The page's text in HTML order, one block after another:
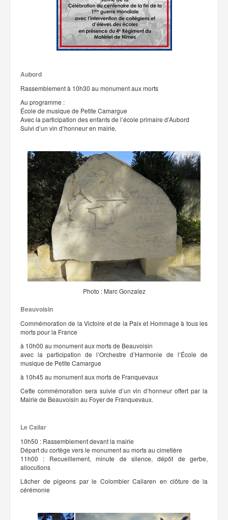
Aubord
Rassemblement à 10h30 au monument aux morts
Au programme :
École de musique de Petite Camargue
Avec la participation des enfants de l’école primaire d’Aubord
Suivi d’un vin d’honneur en mairie.
Photo : Marc Gonzalez
Beauvoisin
Commémoration de la Victoire et de la Paix et Hommage à tous les
morts pour la France
à 10h00 au monument aux morts de Beauvoisin
avec la participation de l’Orchestre d’Harmonie de l’École de
musique de Petite Camargue
à 10h45 au monument aux morts de Franquevaux
Cette commémoration sera suivie d’un vin d’honneur offert par la
Mairie de Beauvoisin au Foyer de Franquevaux.
Le Cailar
10h50 : Rassemblement devant la mairie
Départ du cortège vers le monument au morts au cimetière
11h00 : Recueillement, minute de silence, dépôt de gerbe,
allocutions
Lâcher de pigeons par le Colombier Cailaren en clôture de la
cérémonie